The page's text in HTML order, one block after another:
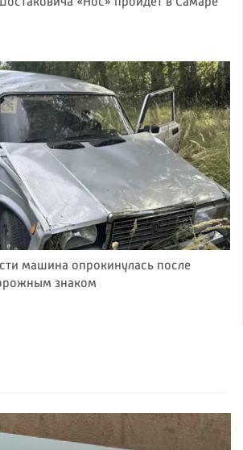
машина опрокинулась после
знаком